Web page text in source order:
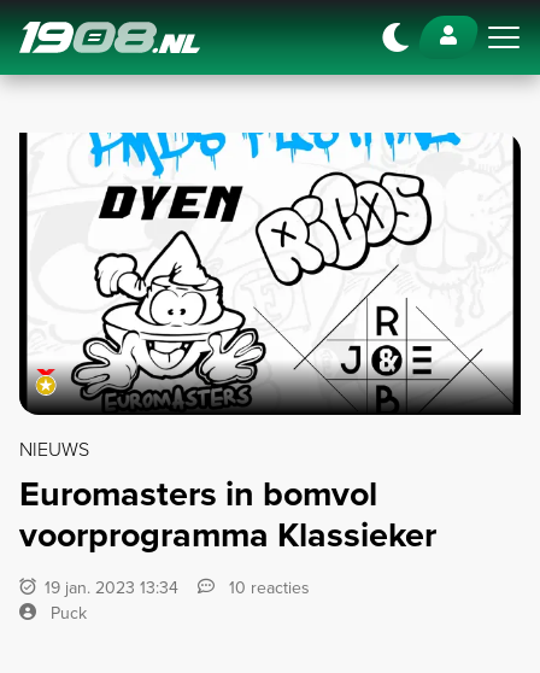
Navigation
NIEUWS
Euromasters in bomvol
voorprogramma Klassieker
19 jan. 2023 13:34
10 reacties
Puck